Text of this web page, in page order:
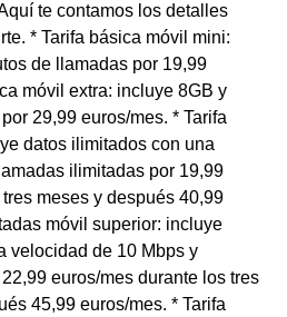
te contamos los detalles
* Tarifa básica móvil mini:
de llamadas por 19,99
móvil extra: incluye 8GB y
29,99 euros/mes. * Tarifa
datos ilimitados con una
ilimitadas por 19,99
meses y después 40,99
móvil superior: incluye
velocidad de 10 Mbps y
euros/mes durante los tres
45,99 euros/mes. * Tarifa